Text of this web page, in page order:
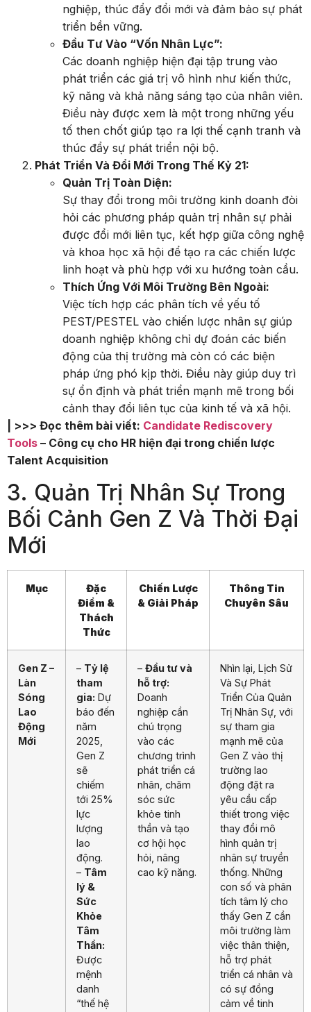
nghiệp, thúc đẩy đổi mới và đảm bảo sự phát
triển bền vững.
Đầu Tư Vào “Vốn Nhân Lực”:
Các doanh nghiệp hiện đại tập trung vào
phát triển các giá trị vô hình như kiến thức,
kỹ năng và khả năng sáng tạo của nhân viên.
Điều này được xem là một trong những yếu
tố then chốt giúp tạo ra lợi thế cạnh tranh và
thúc đẩy sự phát triển nội bộ.
Phát Triển Và Đổi Mới Trong Thế Kỷ 21:
Quản Trị Toàn Diện:
Sự thay đổi trong môi trường kinh doanh đòi
hỏi các phương pháp quản trị nhân sự phải
được đổi mới liên tục, kết hợp giữa công nghệ
và khoa học xã hội để tạo ra các chiến lược
linh hoạt và phù hợp với xu hướng toàn cầu.
Thích Ứng Với Môi Trường Bên Ngoài:
Việc tích hợp các phân tích về yếu tố
PEST/PESTEL vào chiến lược nhân sự giúp
doanh nghiệp không chỉ dự đoán các biến
động của thị trường mà còn có các biện
pháp ứng phó kịp thời. Điều này giúp duy trì
sự ổn định và phát triển mạnh mẽ trong bối
cảnh thay đổi liên tục của kinh tế và xã hội.
| >>> Đọc thêm bài viết: Candidate Rediscovery
Tools – Công cụ cho HR hiện đại trong chiến lược
Talent Acquisition
3. Quản Trị Nhân Sự Trong
Bối Cảnh Gen Z Và Thời Đại
Mới
Mục
Đặc
Điểm &
Thách
Thức
Chiến Lược
& Giải Pháp
Thông Tin
Chuyên Sâu
Gen Z –
Làn
Sóng
Lao
Động
Mới
– Tỷ lệ
tham
gia: Dự
báo đến
năm
2025,
Gen Z
sẽ
chiếm
tới 25%
lực
lượng
lao
động.
– Tâm
lý &
Sức
Khỏe
Tâm
Thần:
Được
mệnh
danh
“thế hệ
– Đầu tư và
hỗ trợ:
Doanh
nghiệp cần
chú trọng
vào các
chương trình
phát triển cá
nhân, chăm
sóc sức
khỏe tinh
thần và tạo
cơ hội học
hỏi, nâng
cao kỹ năng.
Nhìn lại, Lịch Sử
Và Sự Phát
Triển Của Quản
Trị Nhân Sự, với
sự tham gia
mạnh mẽ của
Gen Z vào thị
trường lao
động đặt ra
yêu cầu cấp
thiết trong việc
thay đổi mô
hình quản trị
nhân sự truyền
thống. Những
con số và phân
tích tâm lý cho
thấy Gen Z cần
môi trường làm
việc thân thiện,
hỗ trợ phát
triển cá nhân và
có sự đồng
cảm về tinh